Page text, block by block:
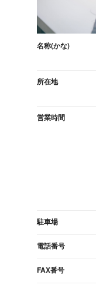
名称(かな)
所在地
営業時間
駐車場
電話番号
FAX番号